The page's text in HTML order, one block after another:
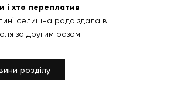
і хто переплатив
селищна рада здала в
за другим разом
розділу